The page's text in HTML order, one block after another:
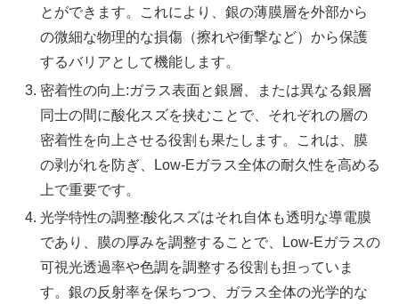
とができます。これにより、銀の薄膜層を外部から
の微細な物理的な損傷（擦れや衝撃など）から保護
するバリアとして機能します。
密着性の向上:ガラス表面と銀層、または異なる銀層
同士の間に酸化スズを挟むことで、それぞれの層の
密着性を向上させる役割も果たします。これは、膜
の剥がれを防ぎ、Low-Eガラス全体の耐久性を高める
上で重要です。
光学特性の調整:酸化スズはそれ自体も透明な導電膜
であり、膜の厚みを調整することで、Low-Eガラスの
可視光透過率や色調を調整する役割も担っていま
す。銀の反射率を保ちつつ、ガラス全体の光学的な